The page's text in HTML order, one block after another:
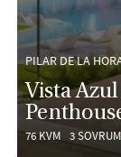
PILAR DE LA
Vista
76 KVM 3 SOVRUM